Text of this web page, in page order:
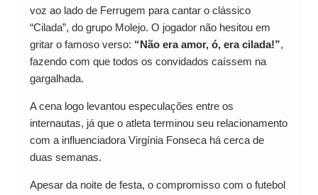
voz ao lado de Ferrugem para cantar o clássico
“Cilada”, do grupo Molejo. O jogador não hesitou em
gritar o famoso verso: “Não era amor, ó, era cilada!”,
fazendo com que todos os convidados caíssem na
gargalhada.
A cena logo levantou especulações entre os
internautas, já que o atleta terminou seu relacionamento
com a influenciadora Virgínia Fonseca há cerca de
duas semanas.
Apesar da noite de festa, o compromisso com o futebol